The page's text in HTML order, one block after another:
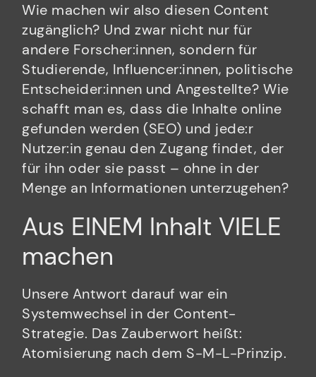
Wie machen wir also diesen Content
zugänglich? Und zwar nicht nur für
andere Forscher:innen, sondern für
Studierende, Influencer:innen, politische
Entscheider:innen und Angestellte? Wie
schafft man es, dass die Inhalte online
gefunden werden (SEO) und jede:r
Nutzer:in genau den Zugang findet, der
für ihn oder sie passt – ohne in der
Menge an Informationen unterzugehen?
Aus EINEM Inhalt VIELE
machen
Unsere Antwort darauf war ein
Systemwechsel in der Content-
Strategie. Das Zauberwort heißt:
Atomisierung nach dem S-M-L-Prinzip.